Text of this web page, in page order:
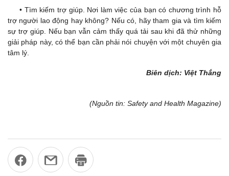
• Tìm kiếm trợ giúp. Nơi làm việc của bạn có chương trình hỗ
trợ người lao động hay không? Nếu có, hãy tham gia và tìm kiếm
sự trợ giúp. Nếu bạn vẫn cảm thấy quá tải sau khi đã thử những
giải pháp này, có thể bạn cần phải nói chuyện với một chuyên gia
tâm lý.
Biên dịch: Việt Thắng
(Nguồn tin: Safety and Health Magazine)